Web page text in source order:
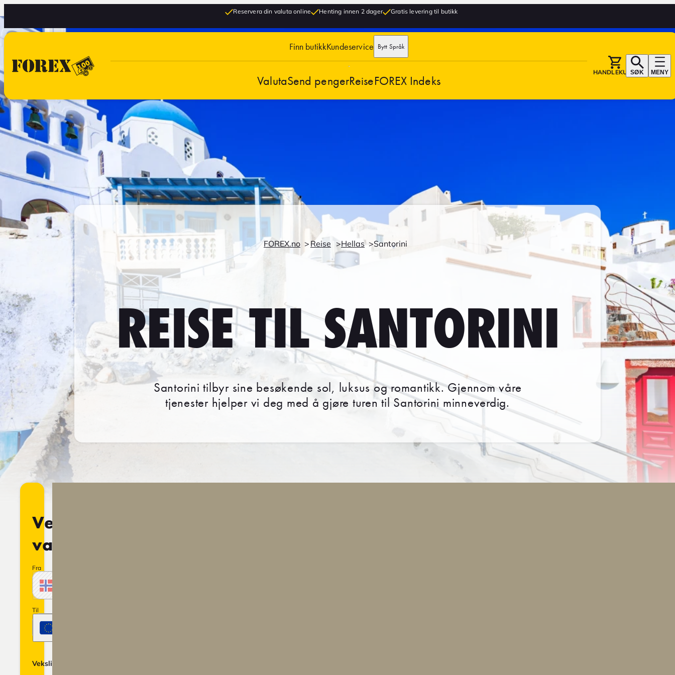
Reservera din valuta online Henting innen 2 dager Gratis levering til butikk
Finn butikkKundeservice Bytt Språk
ValutaSend pengerReiseFOREX Indeks
HANDLEKURVSØK MENY
FOREX.no Reise Hellas Santorini
REISE TIL SANTORINI
Santorini tilbyr sine besøkende sol, luksus og romantikk. Gjennom våre
tjenester hjelper vi deg med å gjøre turen til Santorini minneverdig.
Veksle
valuta
Fra
Til
Vekslingskurs